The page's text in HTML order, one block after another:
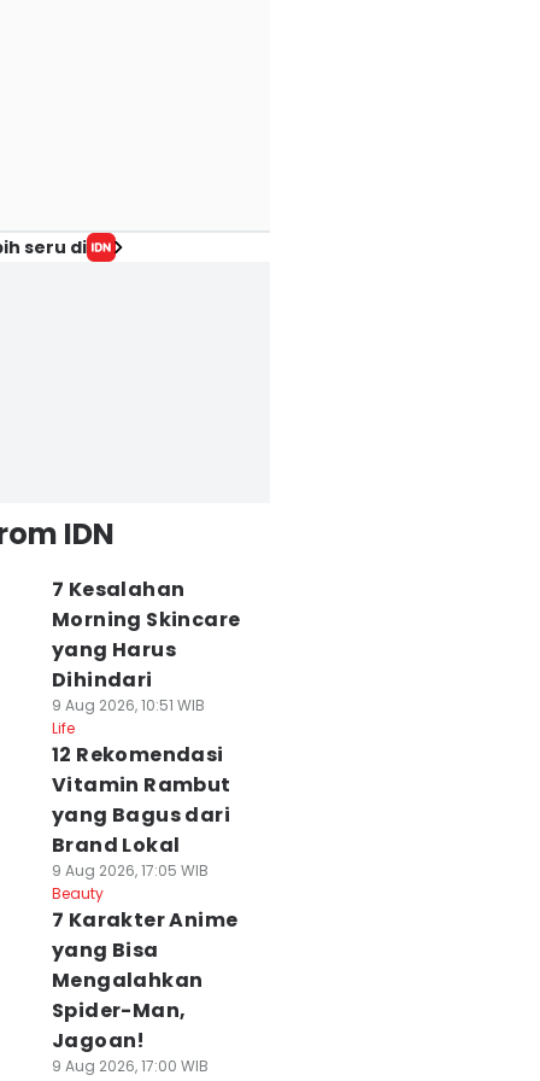
seru di
IDN
7 Kesalahan
Morning Skincare
yang Harus
Dihindari
9 Aug 2026, 10:51 WIB
Life
12 Rekomendasi
Vitamin Rambut
yang Bagus dari
Brand Lokal
9 Aug 2026, 17:05 WIB
Beauty
7 Karakter Anime
yang Bisa
Mengalahkan
Spider-Man,
Jagoan!
9 Aug 2026, 17:00 WIB